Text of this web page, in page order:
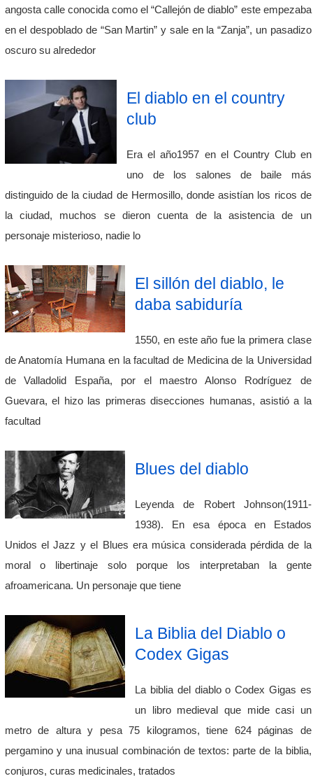
angosta calle conocida como el “Callejón de diablo” este empezaba
en el despoblado de “San Martin” y sale en la “Zanja”, un pasadizo
oscuro su alrededor
El diablo en el country
club
Era el año1957 en el Country Club en
uno de los salones de baile más
distinguido de la ciudad de Hermosillo, donde asistían los ricos de
la ciudad, muchos se dieron cuenta de la asistencia de un
personaje misterioso, nadie lo
El sillón del diablo, le
daba sabiduría
1550, en este año fue la primera clase
de Anatomía Humana en la facultad de Medicina de la Universidad
de Valladolid España, por el maestro Alonso Rodríguez de
Guevara, el hizo las primeras disecciones humanas, asistió a la
facultad
Blues del diablo
Leyenda de Robert Johnson(1911-
1938). En esa época en Estados
Unidos el Jazz y el Blues era música considerada pérdida de la
moral o libertinaje solo porque los interpretaban la gente
afroamericana. Un personaje que tiene
La Biblia del Diablo o
Codex Gigas
La biblia del diablo o Codex Gigas es
un libro medieval que mide casi un
metro de altura y pesa 75 kilogramos, tiene 624 páginas de
pergamino y una inusual combinación de textos: parte de la biblia,
conjuros, curas medicinales, tratados